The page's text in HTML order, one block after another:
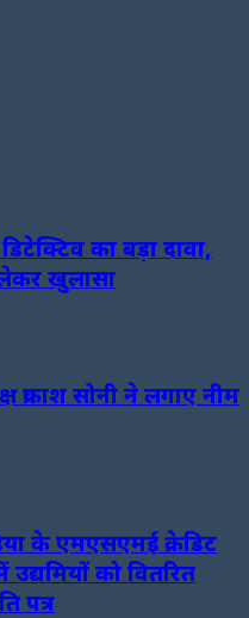
डिटेक्टिव का बड़ा दावा,
खुलासा
सोनी ने लगाए नीम
के एमएसएमई क्रेडिट
को वितरित
पत्र